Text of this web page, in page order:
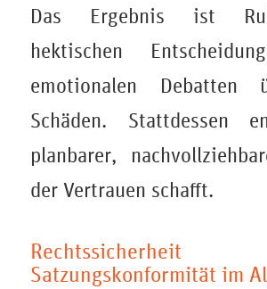
Das Ergebnis ist
hektischen
emotionalen Debatten
Schäden. Stattdessen
planbarer,
der Vertrauen schafft.
Satzungskonformität im